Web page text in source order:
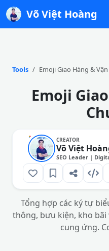
Võ Việt Hoàng
Tools Emoji Giao Hàng &
Emoji
CREATOR
Võ Việt
SEO Leader |
Tổng hợp các ký tự
thông, bưu kiện, kho
cung ứng.